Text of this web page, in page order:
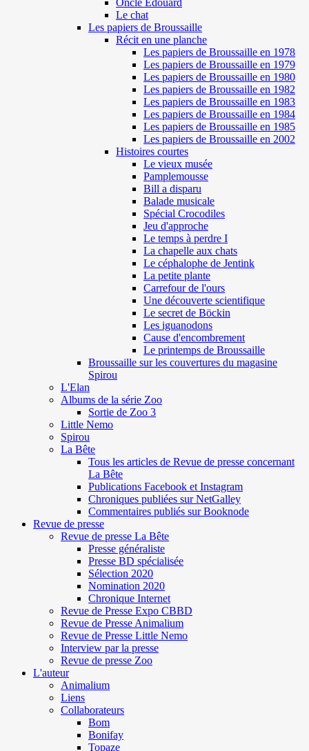
Le chat
Les papiers de Broussaille
Récit en une planche
Les papiers de Broussaille en 1978
Les papiers de Broussaille en 1979
Les papiers de Broussaille en 1980
Les papiers de Broussaille en 1982
Les papiers de Broussaille en 1983
Les papiers de Broussaille en 1984
Les papiers de Broussaille en 1985
Les papiers de Broussaille en 2002
Histoires courtes
Le vieux musée
Pamplemousse
Bill a disparu
Balade musicale
Spécial Crocodiles
Jeu d'approche
Le temps à perdre I
La chapelle aux chats
Le céphalophe de Jentink
La petite plante
Carrefour de l'ours
Une découverte scientifique
Le secret de Böckin
Les iguanodons
Cause d'encombrement
Le printemps de Broussaille
Broussaille sur les couvertures du magasine
Spirou
L'Elan
Albums de la série Zoo
Sortie de Zoo 3
Little Nemo
Spirou
La Bête
Tous les articles de Revue de presse concernant
La Bête
Publications Facebook et Instagram
Chroniques publiées sur NetGalley
Commentaires publiés sur Booknode
Revue de presse
Revue de presse La Bête
Presse généraliste
Presse BD spécialisée
Sélection 2020
Nomination 2020
Chronique Internet
Revue de Presse Expo CBBD
Revue de Presse Animalium
Revue de Presse Little Nemo
Interview par la presse
Revue de presse Zoo
L'auteur
Animalium
Liens
Collaborateurs
Bom
Bonifay
Topaze